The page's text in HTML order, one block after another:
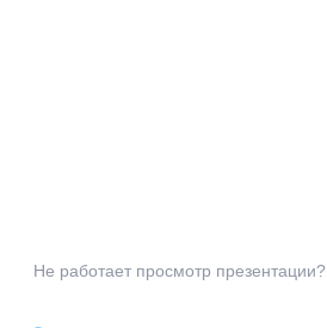
Не работает просмотр презентации?